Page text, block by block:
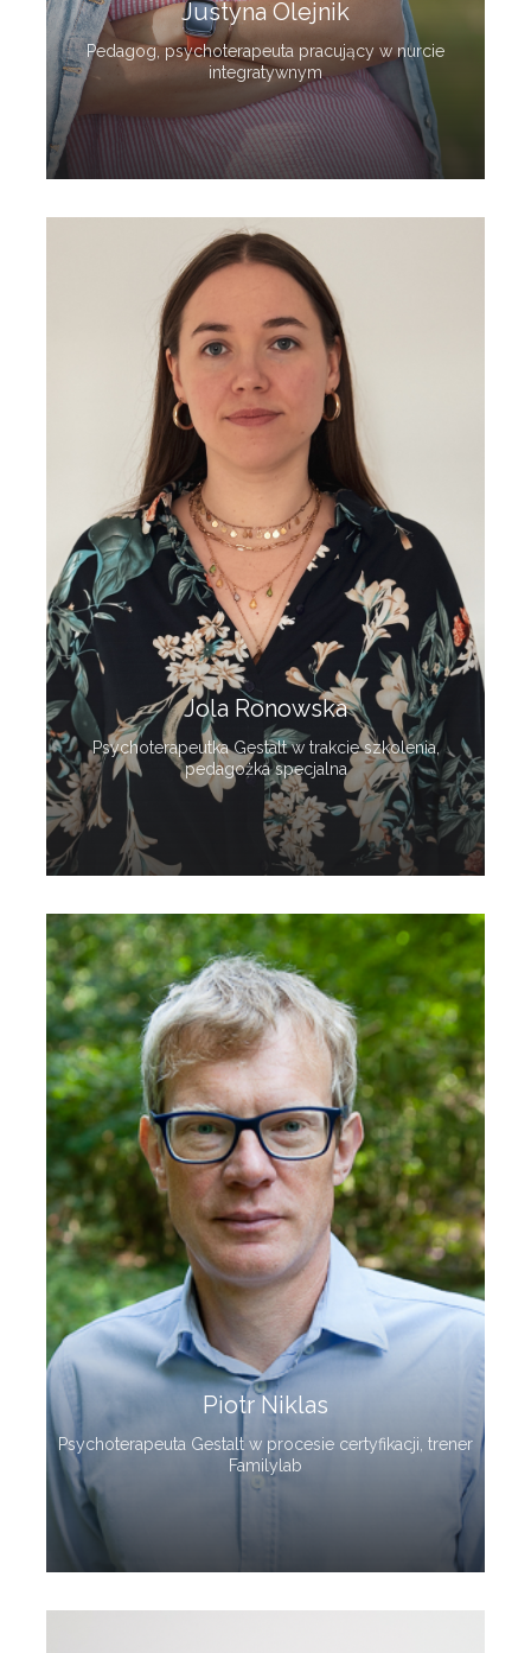
Justyna Olejnik
Pedagog, psychoterapeuta pracujący w nurcie
integratywnym
Jola Ronowska
Psychoterapeutka Gestalt w trakcie szkolenia,
pedagożka specjalna
Piotr Niklas
Psychoterapeuta Gestalt w procesie certyfikacji, trener
Familylab